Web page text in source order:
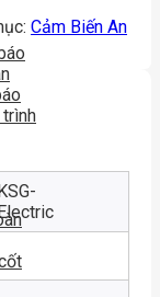
trình
Cảm Biến An